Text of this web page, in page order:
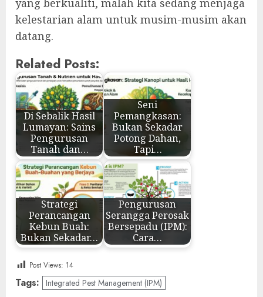
yang berkualiti, malah kita sedang menjaga
kelestarian alam untuk musim-musim akan
datang.
Related Posts:
Di Sebalik Hasil
Lumayan: Sains
Pengurusan
Tanah dan…
Seni
Pemangkasan:
Bukan Sekadar
Potong Dahan,
Tapi…
Strategi
Perancangan
Kebun Buah:
Bukan Sekadar…
Pengurusan
Serangga Perosak
Bersepadu (IPM):
Cara…
Post Views: 14
Tags: Integrated Pest Management (IPM)